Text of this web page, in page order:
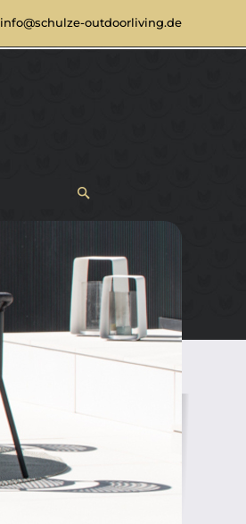
info@schulze-outdoorliving.de